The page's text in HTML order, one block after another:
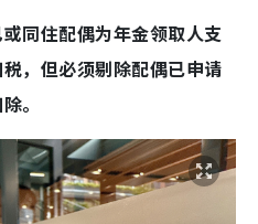
同住配偶为年金领取人支
，但必须剔除配偶已申请
。